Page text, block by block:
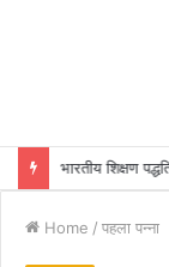
Home / पहला पन्ना